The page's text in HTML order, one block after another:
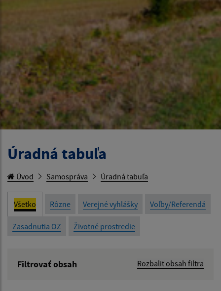
Úradná tabuľa
Úvod Samospráva Úradná tabuľa
Všetko Rôzne Verejné vyhlášky Voľby/Referendá
Zasadnutia OZ Životné prostredie
Filtrovať obsah Rozbaliť obsah filtra